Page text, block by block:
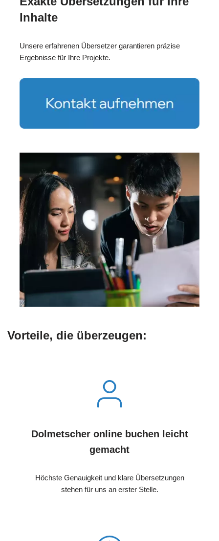
Inhalte
Unsere erfahrenen Übersetzer garantieren präzise
Ergebnisse für Ihre Projekte.
Vorteile, die überzeugen:
Dolmetscher online buchen leicht
gemacht
Höchste Genauigkeit und klare Übersetzungen
stehen für uns an erster Stelle.